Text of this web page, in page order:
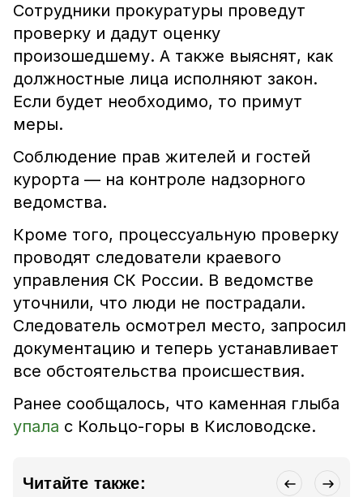
Сотрудники прокуратуры проведут
проверку и дадут оценку
произошедшему. А также выяснят, как
должностные лица исполняют закон.
Если будет необходимо, то примут
меры.
Соблюдение прав жителей и гостей
курорта — на контроле надзорного
ведомства.
Кроме того, процессуальную проверку
проводят следователи краевого
управления СК России. В ведомстве
уточнили, что люди не пострадали.
Следователь осмотрел место, запросил
документацию и теперь устанавливает
все обстоятельства происшествия.
Ранее сообщалось, что каменная глыба
упала с Кольцо-горы в Кисловодске.
Читайте также: